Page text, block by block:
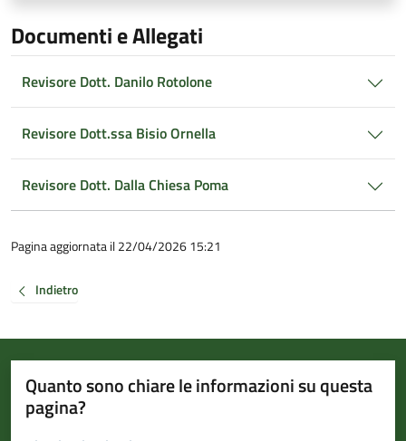
Documenti e Allegati
Revisore Dott. Danilo Rotolone
Revisore Dott.ssa Bisio Ornella
Revisore Dott. Dalla Chiesa Poma
Pagina aggiornata il 22/04/2026 15:21
Indietro
Quanto sono chiare le informazioni su questa
pagina?